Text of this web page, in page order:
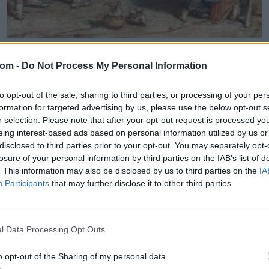
- Do Not Process My Personal Information
opt-out of the sale, sharing to third parties, or processing of your
for targeted advertising by us, please use the below opt-out
selection. Please note that after your opt-out request is processed
interest-based ads based on personal information utilized by us
to third parties prior to your opt-out. You may separately
of your personal information by third parties on the IAB’s list of
This information may also be disclosed by us to third parties on the
Participants that may further disclose it to other third parties.
Data Processing Opt Outs
opt-out of the Sharing of my personal data.
Than Mór Mulatozók a római Campagnán, 1859
32,5 x 47,5 cm vegyes technika, papír jelezve jobbra lent:
Than Mór Roma 859
Kikiáltási ár:300 000Ft
Aukció:57. Téli aukció
Aukció időpontja: 2017-12-18 18:00